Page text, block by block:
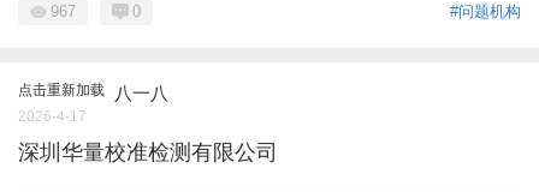
#问题机构
967 0
点击重新加载 八一八
2026-4-17
深圳华量校准检测有限公司